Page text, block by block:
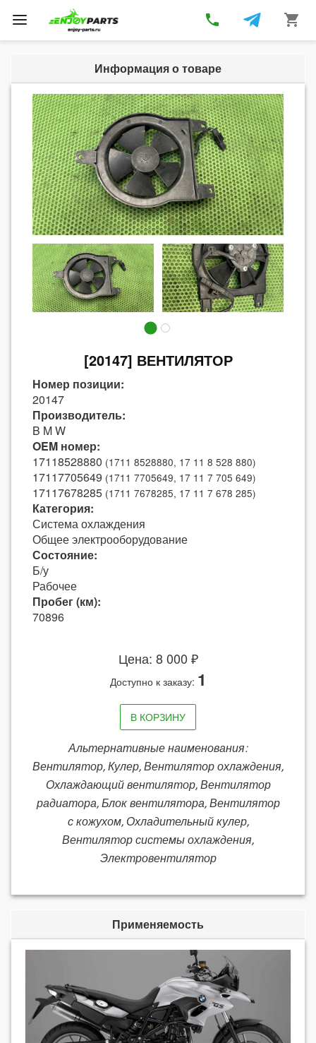
Toggle
navigation
phone shopping_cart
Информация о товаре
[20147] ВЕНТИЛЯТОР
Номер позиции:
20147
Производитель:
B M W
OEM номер:
17118528880 (1711 8528880, 17 11 8 528 880)
17117705649 (1711 7705649, 17 11 7 705 649)
17117678285 (1711 7678285, 17 11 7 678 285)
Категория:
Система охлаждения
Общее электрооборудование
Состояние:
Б/у
Рабочее
Пробег (км):
70896
Цена: 8 000 ₽
Доступно к заказу: 1
В КОРЗИНУ
Альтернативные наименования:
Вентилятор, Кулер, Вентилятор охлаждения,
Охлаждающий вентилятор, Вентилятор
радиатора, Блок вентилятора, Вентилятор
с кожухом, Охладительный кулер,
Вентилятор системы охлаждения,
Электровентилятор
Применяемость